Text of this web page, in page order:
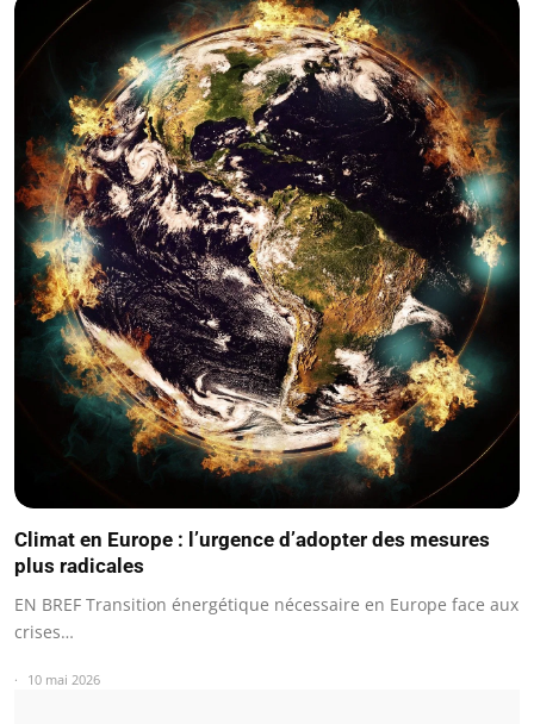
Climat en Europe : l’urgence d’adopter des mesures
plus radicales
EN BREF Transition énergétique nécessaire en Europe face aux
crises…
10 mai 2026